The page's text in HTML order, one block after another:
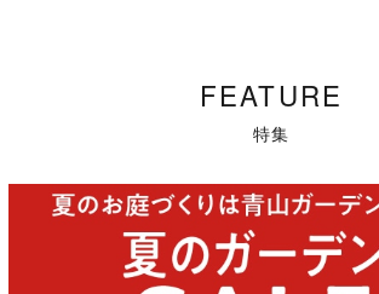
FEATURE
特集